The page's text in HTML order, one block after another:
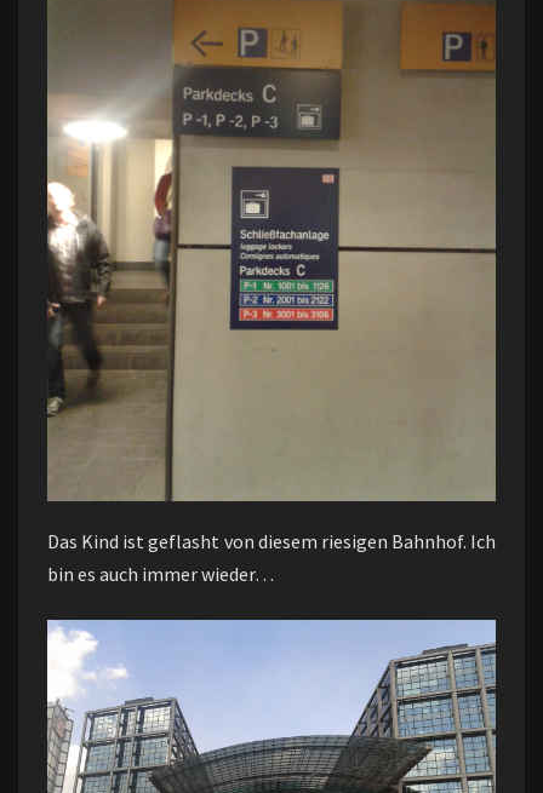
Das Kind ist geflasht von diesem riesigen Bahnhof. Ich
bin es auch immer wieder…